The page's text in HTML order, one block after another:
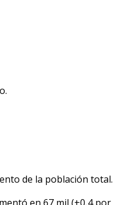
de la población total.